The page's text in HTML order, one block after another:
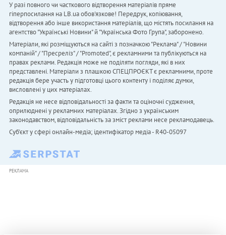
У разі повного чи часткового відтворення матеріалів пряме
гіперпосилання на LB.ua обов'язкове! Передрук, копіювання,
відтворення або інше використання матеріалів, що містять посилання на
агентство "Українськi Новини" й "Українська Фото Група", заборонено.
Матеріали, які розміщуються на сайті з позначкою "Реклама" / "Новини
компаній" / "Пресреліз" / "Promoted", є рекламними та публікуються на
правах реклами. Редакція може не поділяти погляди, які в них
представлені. Матеріали з плашкою СПЕЦПРОЄКТ є рекламними, проте
редакція бере участь у підготовці цього контенту і поділяє думки,
висловлені у цих матеріалах.
Редакція не несе відповідальності за факти та оціночні судження,
оприлюднені у рекламних матеріалах. Згідно з українським
законодавством, відповідальність за зміст реклами несе рекламодавець.
Cуб'єкт у сфері онлайн-медіа; ідентифікатор медіа - R40-05097
РЕКЛАМА